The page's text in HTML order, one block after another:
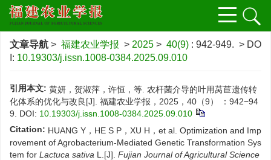
文章导航 > 福建农业学报 > 2025 > 40(9) : 942-949. > DO
I: 10.19303/j.issn.1008-0384.2025.09.010
引用本文: 黄妍，贺淑萍，许恒，等. 农杆菌介导的叶用莴苣遗传转
化体系的优化与改良[J]. 福建农业学报，2025，40（9） ：942−94
9.
DOI: 10.19303/j.issn.1008-0384.2025.09.010
Citation: HUANG Y，HE S P，XU H，et al. Optimization and Imp
rovement of Agrobacterium-Mediated Genetic Transformation Sys
tem for Lactuca sativa L.[J]. Fujian Journal of Agricultural Science